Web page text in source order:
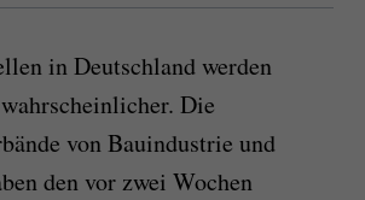
in Deutschland werden
Die
von Bauindustrie und
den vor zwei Wochen